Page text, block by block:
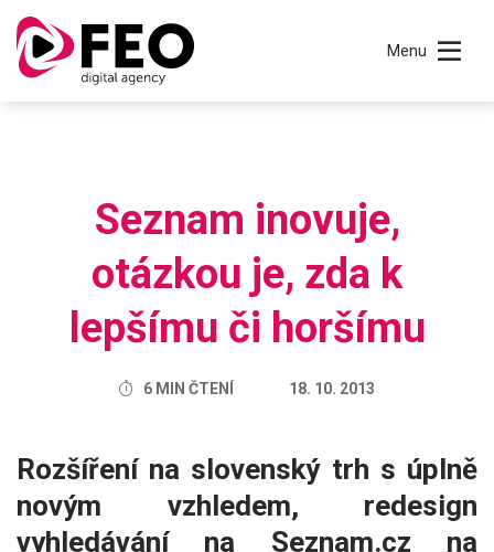
Menu
Seznam inovuje,
otázkou je, zda k
lepšímu či horšímu
6 MIN ČTENÍ 18. 10. 2013
Rozšíření na slovenský trh s úplně
novým vzhledem, redesign
vyhledávání na Seznam.cz na